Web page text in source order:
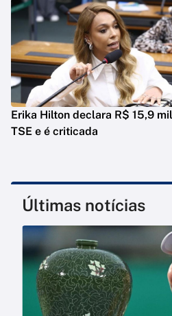
Erika Hilton declara R$ 15,9
TSE e é criticada
Últimas notícias